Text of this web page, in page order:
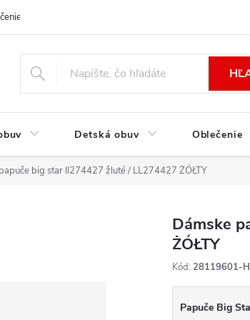
a platba
Detská obuv Oblečenie
big star ll274427 žluté / LL274427 ŻÓŁTY
Dámske
ŻÓŁTY
Kód: 28119601-
Papuče Big